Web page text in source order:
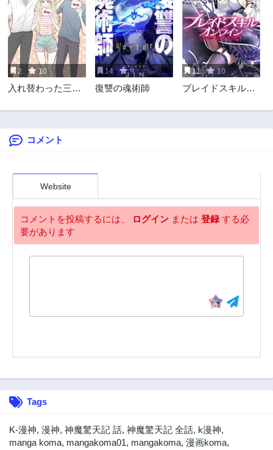
162話
3年前
161話
3年前
160話
3年前
159話
3年前
158話
3年前
157話
3年前
156話 155話
154話
152話
3年前 3年前
148話
138話
3年前
137話
136話 135話
3年前
2 10
入れ替わった三角
14 9
復讐の魂術師
11 10
ブレイドスキル・
職業で最弱武器で
コメント
Website
コメントを投稿するには、 ログイン または 登録する必
要があります
Tags
K-漫神, 漫神, 神魔驚天記 話, 神魔驚天記 全話, k漫神,
manga koma, mangakoma01, mangakoma, 漫画koma,